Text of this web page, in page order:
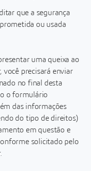
que a segurança
ou usada
uma queixa ao
você precisará enviar
no final desta
o formulário
das informações
do tipo de direitos)
em questão e
solicitado pelo